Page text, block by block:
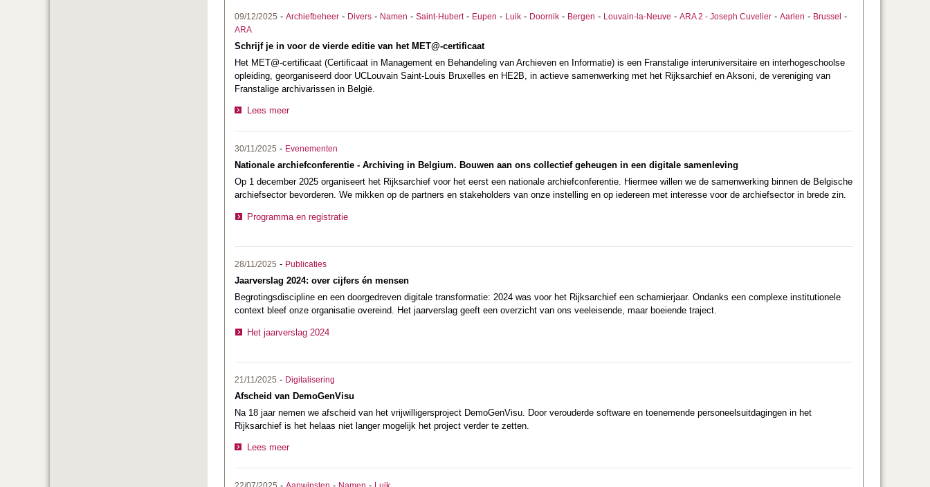
09/12/2025 - Archiefbeheer- Divers- Namen - Saint-Hubert- Eupen - Luik- Doornik- Bergen - Louvain-la-Neuve - ARA 2 - Joseph Cuvelier- Aarlen - Brussel -
ARA
Schrijf je in voor de vierde editie van het MET@-certificaat
Het MET@-certificaat (Certificaat in Management en Behandeling van Archieven en Informatie) is een Franstalige interuniversitaire en interhogeschoolse
opleiding, georganiseerd door UCLouvain Saint-Louis Bruxelles en HE2B, in actieve samenwerking met het Rijksarchief en Aksoni, de vereniging van
Franstalige archivarissen in België.
Lees meer
30/11/2025 - Evenementen
Nationale archiefconferentie - Archiving in Belgium. Bouwen aan ons collectief geheugen in een digitale samenleving
Op 1 december 2025 organiseert het Rijksarchief voor het eerst een nationale archiefconferentie. Hiermee willen we de samenwerking binnen de Belgische
archiefsector bevorderen. We mikken op de partners en stakeholders van onze instelling en op iedereen met interesse voor de archiefsector in brede zin.
Programma en registratie
28/11/2025 - Publicaties
Jaarverslag 2024: over cijfers én mensen
Begrotingsdiscipline en een doorgedreven digitale transformatie: 2024 was voor het Rijksarchief een scharnierjaar. Ondanks een complexe institutionele
context bleef onze organisatie overeind. Het jaarverslag geeft een overzicht van ons veeleisende, maar boeiende traject.
Het jaarverslag 2024
21/11/2025 - Digitalisering
Afscheid van DemoGenVisu
Na 18 jaar nemen we afscheid van het vrijwilligersproject DemoGenVisu. Door verouderde software en toenemende personeelsuitdagingen in het
Rijksarchief is het helaas niet langer mogelijk het project verder te zetten.
Lees meer